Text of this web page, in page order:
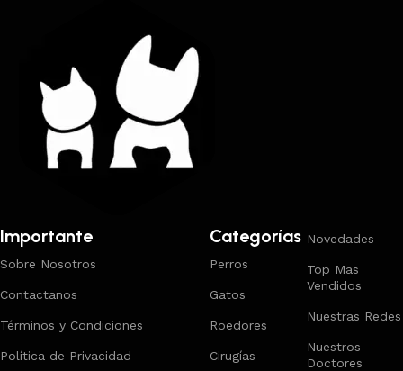
Importante
Sobre Nosotros
Contactanos
Términos y Condiciones
Política de Privacidad
Categorías
Perros
Gatos
Roedores
Cirugías
Novedades
Top Mas
Vendidos
Nuestras Redes
Nuestros
Doctores